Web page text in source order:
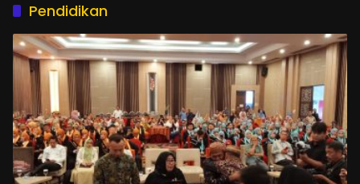
Pendidikan